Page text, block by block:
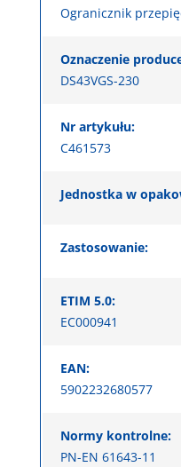
Ogranicznik
Oznaczenie
DS43VGS-230
Nr artykułu:
C461573
Jednostka w
Zastosowanie:
ETIM 5.0:
EC000941
EAN:
5902232680577
Normy kontrolne:
PN-EN 61643-11